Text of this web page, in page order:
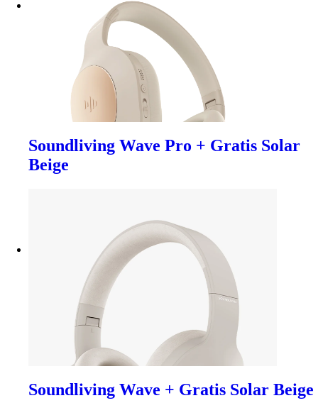
Soundliving Wave Pro + Gratis Solar
Beige
Soundliving Wave + Gratis Solar Beige